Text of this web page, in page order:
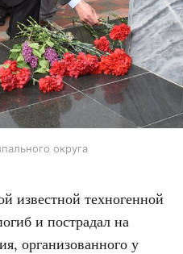
округа
известной техногенной
и пострадал на
организованного у